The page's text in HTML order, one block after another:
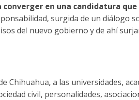
en una candidatura
surgida de un diálogo
del nuevo gobierno y de ahí
Chihuahua, a las universidades,
civil, personalidades,